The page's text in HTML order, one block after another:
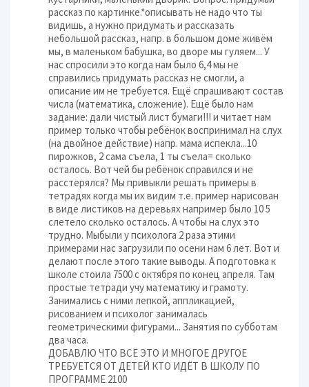
рассказ по картинке.*описывать не надо что ты
видишь, а нужно придумать и рассказать
небольшой рассказ, напр. в большом доме живём
мы, в маленьком бабушка, во дворе мы гуляем... У
нас спросили это когда нам было 6,4 мы не
справились придумать рассказ не смогли, а
описание им не требуется. Ещё спрашивают состав
числа (математика, сложение). Ещё было нам
задание: дали чистый лист бумаги!!! и читает нам
пример только чтобы ребёнок воспринимал на слух
(на двойное действие) напр. мама испекла...10
пирожков, 2 сама съела, 1 ты съела= сколько
осталось. Вот чей бы ребёнок справился и не
расстерялся? Мы привыкли решать примеры в
тетрадях когда мы их видим т.е. пример нарисован
в виде листиков на деревьях например было 10 5
слетело сколько осталось. А чтобы на слух это
трудно. Мыбыли у психолога 2 раза этими
примерами нас загрузили по осени нам 6 лет. Вот и
делают после этого такие выводы. А подготовка к
школе стоила 7500 с октября по конец апреля. Там
простые тетради учу математику и грамоту.
Занимались с ними лепкой, аппликацией,
рисованием и психолог занималась
геометрическими фигурами... Занятия по субботам
два часа.
ДОБАВЛЮ ЧТО ВСЁ ЭТО И МНОГОЕ ДРУГОЕ
ТРЕБУЕТСЯ ОТ ДЕТЕЙ КТО ИДЁТ В ШКОЛУ ПО
ПРОГРАММЕ 2100